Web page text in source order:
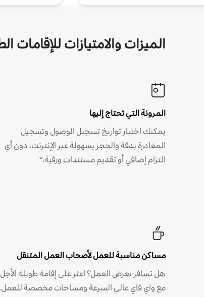
الميزات والامتيازات للإقامات
المرونة التي تحتاج إليها
يمكنك اختيار تواريخ تسجيل الوصول وتسجيل
المغادرة بدقة والحجز بسهولة عبر الإنترنت، دون أي
التزام إضافي أو تقديم مستندات ورقية.*
مساكن مناسبة للعمل لأصحاب العمل المتنقل
هل تسافر بغرض العمل؟ اعثر على إقامة طويلة الأجل
مع واي فاي عالي السرعة ومساحات مخصصة للعمل.